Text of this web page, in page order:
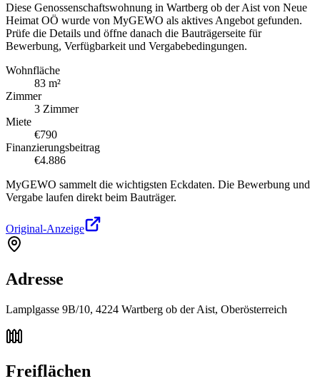
Diese Genossenschaftswohnung in Wartberg ob der Aist von Neue
Heimat OÖ wurde von MyGEWO als aktives Angebot gefunden.
Prüfe die Details und öffne danach die Bauträgerseite für
Bewerbung, Verfügbarkeit und Vergabebedingungen.
Wohnfläche
83 m²
Zimmer
3 Zimmer
Miete
€790
Finanzierungsbeitrag
€4.886
MyGEWO sammelt die wichtigsten Eckdaten. Die Bewerbung und
Vergabe laufen direkt beim Bauträger.
Original-Anzeige
Adresse
Lamplgasse 9B/10, 4224 Wartberg ob der Aist, Oberösterreich
Freiflächen